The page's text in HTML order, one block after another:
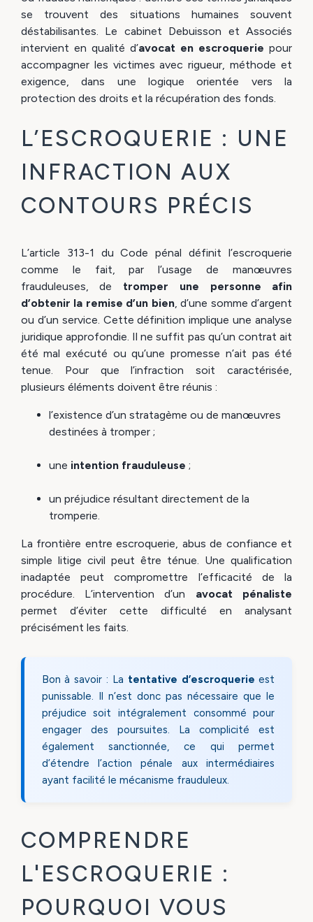
se trouvent des situations humaines souvent
déstabilisantes. Le cabinet Debuisson et Associés
intervient en qualité d’avocat en escroquerie pour
accompagner les victimes avec rigueur, méthode et
exigence, dans une logique orientée vers la
protection des droits et la récupération des fonds.
L’ESCROQUERIE : UNE
INFRACTION AUX
CONTOURS PRÉCIS
L’article 313-1 du Code pénal définit l’escroquerie
comme le fait, par l’usage de manœuvres
frauduleuses, de tromper une personne afin
d’obtenir la remise d’un bien, d’une somme d’argent
ou d’un service. Cette définition implique une analyse
juridique approfondie. Il ne suffit pas qu’un contrat ait
été mal exécuté ou qu’une promesse n’ait pas été
tenue. Pour que l’infraction soit caractérisée,
plusieurs éléments doivent être réunis :
l’existence d’un stratagème ou de manœuvres
destinées à tromper ;
une intention frauduleuse ;
un préjudice résultant directement de la
tromperie.
La frontière entre escroquerie, abus de confiance et
simple litige civil peut être ténue. Une qualification
inadaptée peut compromettre l’efficacité de la
procédure. L’intervention d’un avocat pénaliste
permet d’éviter cette difficulté en analysant
précisément les faits.
Bon à savoir : La tentative d’escroquerie est
punissable. Il n’est donc pas nécessaire que le
préjudice soit intégralement consommé pour
engager des poursuites. La complicité est
également sanctionnée, ce qui permet
d’étendre l’action pénale aux intermédiaires
ayant facilité le mécanisme frauduleux.
COMPRENDRE
L'ESCROQUERIE :
POURQUOI VOUS